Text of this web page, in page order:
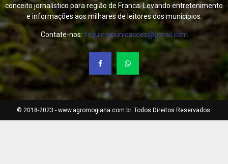
conceito jornalístico para região de Franca. Levando entretenimento
e informações aos milhares de leitores dos municípios.
Contate-nos: faguicomunicacoes@gmail.com
© 2018-2023 - www.agromogiana.com.br. Todos Direitos Reservados.